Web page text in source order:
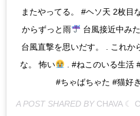
またやってる。 #ヘソ天 2枚目
からずっと雨
台風接近中み
台風直撃を思いだす。 . これか
な。 怖い
. #ねこのいる生活
#ちゃばちゃた #猫好
A POST SHARED BY CHAVA ☾